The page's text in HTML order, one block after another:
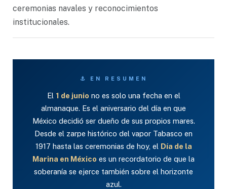
ceremonias navales y reconocimientos
institucionales.
⚓ EN RESUMEN
El 1 de junio no es solo una fecha en el
almanaque. Es el aniversario del día en que
México decidió ser dueño de sus propios mares.
Desde el zarpe histórico del vapor Tabasco en
1917 hasta las ceremonias de hoy, el Día de la
Marina en México es un recordatorio de que la
soberanía se ejerce también sobre el horizonte
azul.